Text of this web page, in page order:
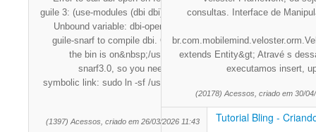
guile 3: (use-modules (dbi dbi)) dbi-open
Unbound variable: dbi-open We need
guile-snarf to compile dbi. On fedora,
the bin is on&nbsp;/usr/bin/guile-
snarf3.0, so you need create a
symbolic link: sudo ln -sf /usr/bin/guile-
sn
(1397) Acessos, criado em 26/03/2026 11:43
consultas. Interface de
extends Entity&gt; Atravé s
executamos insert,
(20178) Acessos, criado em 30/
Tutorial Bling -